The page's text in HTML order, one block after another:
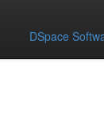
DSpace